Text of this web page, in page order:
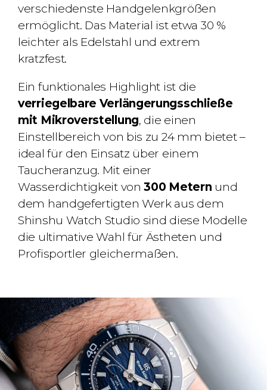
verschiedenste Handgelenkgrößen
ermöglicht. Das Material ist etwa 30 %
leichter als Edelstahl und extrem
kratzfest.
Ein funktionales Highlight ist die
verriegelbare Verlängerungsschließe
mit Mikroverstellung, die einen
Einstellbereich von bis zu 24 mm bietet –
ideal für den Einsatz über einem
Taucheranzug. Mit einer
Wasserdichtigkeit von300 Metern und
dem handgefertigten Werk aus dem
Shinshu Watch Studio sind diese Modelle
die ultimative Wahl für Ästheten und
Profisportler gleichermaßen.